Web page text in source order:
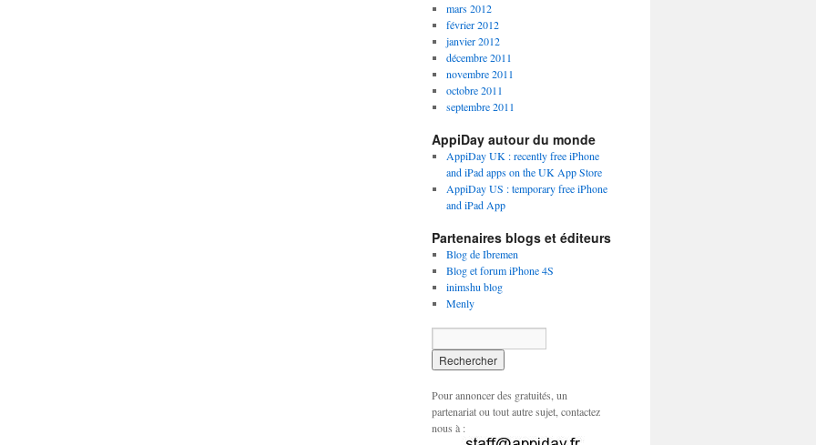
mars 2012
février 2012
janvier 2012
décembre 2011
novembre 2011
octobre 2011
septembre 2011
AppiDay autour du monde
AppiDay UK : recently free iPhone
and iPad apps on the UK App Store
AppiDay US : temporary free iPhone
and iPad App
Partenaires blogs et éditeurs
Blog de Ibremen
Blog et forum iPhone 4S
inimshu blog
Menly
Pour annoncer des gratuités, un
partenariat ou tout autre sujet, contactez
nous à :